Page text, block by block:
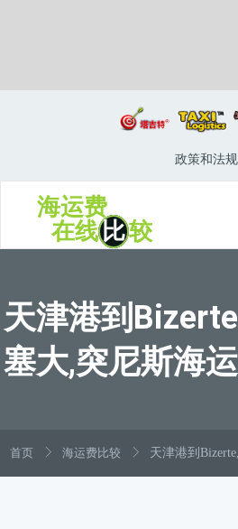
政策和法规
海运费
在线比较
天津港到
塞大,突尼斯海
首页 海运费比较 天津港到